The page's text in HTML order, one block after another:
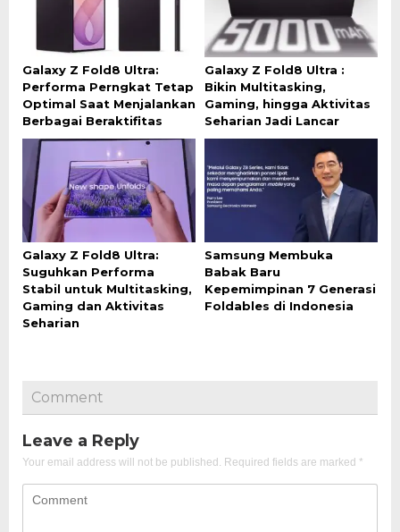
Galaxy Z Fold8 Ultra:
Performa Perngkat Tetap
Optimal Saat Menjalankan
Berbagai Beraktifitas
Galaxy Z Fold8 Ultra :
Bikin Multitasking,
Gaming, hingga Aktivitas
Seharian Jadi Lancar
Galaxy Z Fold8 Ultra:
Suguhkan Performa
Stabil untuk Multitasking,
Gaming dan Aktivitas
Seharian
Samsung Membuka
Babak Baru
Kepemimpinan 7 Generasi
Foldables di Indonesia
Comment
Leave a Reply
Your email address will not be published. Required fields are marked *